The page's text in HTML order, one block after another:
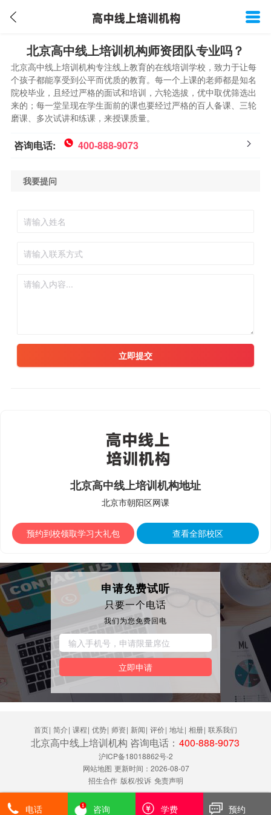
北京高中线上培训机构师资团队专业吗？
北京高中线上培训机构专注线上教育的在线培训学校，致力于让每
个孩子都能享受到公平而优质的教育。每一个上课的老师都是知名
院校毕业，且经过严格的面试和培训，六轮选拔，优中取优筛选出
来的；每一堂呈现在学生面前的课也要经过严格的百人备课、三轮
磨课、多次试讲和练课，来授课质量。
咨询电话: 400-888-9073
我要提问
立即提交
北京高中线上培训机构地址
北京市朝阳区网课
预约到校领取学习大礼包 查看全部校区
申请免费试听
只要一个电话
我们为您免费回电
立即申请
首页| 简介| 课程| 优势| 师资| 新闻| 评价| 地址| 相册| 联系我们
北京高中线上培训机构 咨询电话： 400-888-9073
沪ICP备18018862号-2
网站地图 更新时间：2026-08-07
招生合作 版权/投诉 免责声明
电话 咨询 学费 预约